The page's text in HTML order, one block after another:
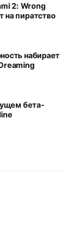
2: Wrong
на пиратство
набирает
бета-